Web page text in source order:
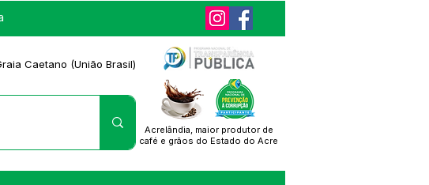
Caetano (União Brasil)
Acrelândia, maior produtor de
café e grãos do Estado do Acre